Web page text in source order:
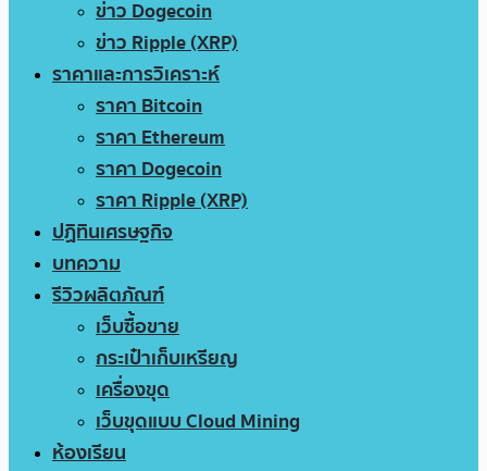
ข่าว Dogecoin
ข่าว Ripple (XRP)
ราคาและการวิเคราะห์
ราคา Bitcoin
ราคา Ethereum
ราคา Dogecoin
ราคา Ripple (XRP)
ปฏิทินเศรษฐกิจ
บทความ
รีวิวผลิตภัณฑ์
เว็บซื้อขาย
กระเป๋าเก็บเหรียญ
เครื่องขุด
เว็บขุดแบบ Cloud Mining
ห้องเรียน